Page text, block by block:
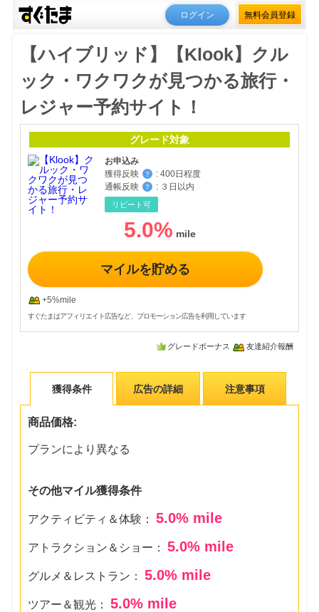
ログイン 無料会員登録
【ハイブリッド】【Klook】クル
ック・ワクワクが見つかる旅行・
レジャー予約サイト！
グレード対象
お申込み
獲得反映
？ : 400日程度
通帳反映
？ : ３日以内
リピート可
5.0%
マイルを貯める
+5%mile
すぐたまはアフィリエイト広告など、プロモーション広告を利用しています
グレードボーナス 友達紹介報酬
獲得条件 広告の詳細 注意事項
商品価格:
プランにより異なる
その他マイル獲得条件
アクティビティ＆体験：5.0% mile
アトラクション＆ショー：5.0% mile
グルメ＆レストラン：5.0% mile
ツアー＆観光：5.0% mile